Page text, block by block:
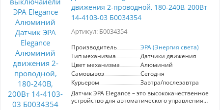
функциональность и эстетический вид,
обеспечивая комфорт и современный подход к
движения 2-проводной, 180-240В, 200Вт
14-4103-03 Б0034354
Артикул: Б0034354
Производитель
ЭРА (Энергия света)
Тип механизма
Датчики движения
Цвет механизма
Алюминий
Самовывоз
Сегодня
Курьером
Завтра/послезавтра
Датчик ЭРА Elegance – это высококачественное
устройство для автоматического управления